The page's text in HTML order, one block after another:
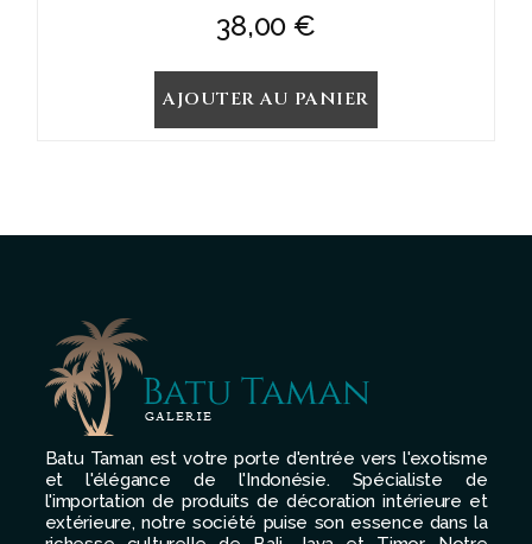
38,00 €
AJOUTER AU PANIER
Batu Taman est votre porte d'entrée vers l'exotisme
et l'élégance de l'Indonésie. Spécialiste de
l'importation de produits de décoration intérieure et
extérieure, notre société puise son essence dans la